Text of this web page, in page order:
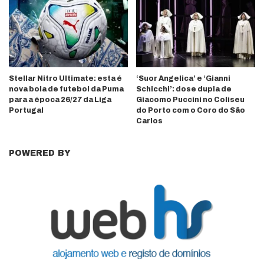
Stellar Nitro Ultimate: esta é
nova bola de futebol da Puma
para a época 26/27 da Liga
Portugal
‘Suor Angelica’ e ‘Gianni
Schicchi’: dose dupla de
Giacomo Puccini no Coliseu
do Porto com o Coro do São
Carlos
POWERED BY